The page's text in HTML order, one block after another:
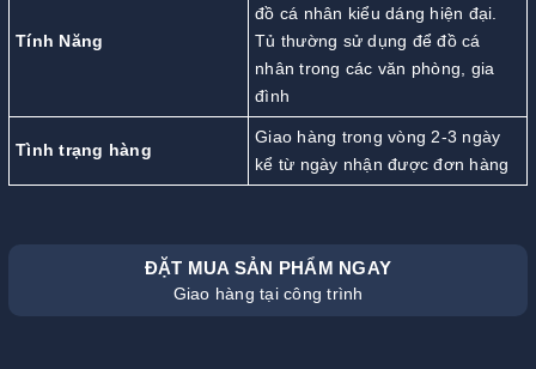
Tính Năng
đồ cá nhân kiểu dáng hiện đại.
Tủ thường sử dụng để đồ cá
nhân trong các văn phòng, gia
đình
Tình trạng hàng
Giao hàng trong vòng 2-3 ngày
kể từ ngày nhận được đơn hàng
ĐẶT MUA SẢN PHẨM NGAY
Giao hàng tại công trình